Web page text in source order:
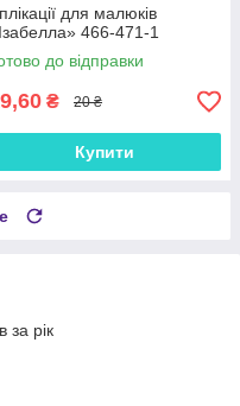
для малюків
466-471-1
до відправки
₴ 20 ₴
Купити
за рік